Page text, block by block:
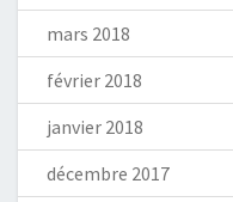
mars 2018
février 2018
janvier 2018
décembre 2017